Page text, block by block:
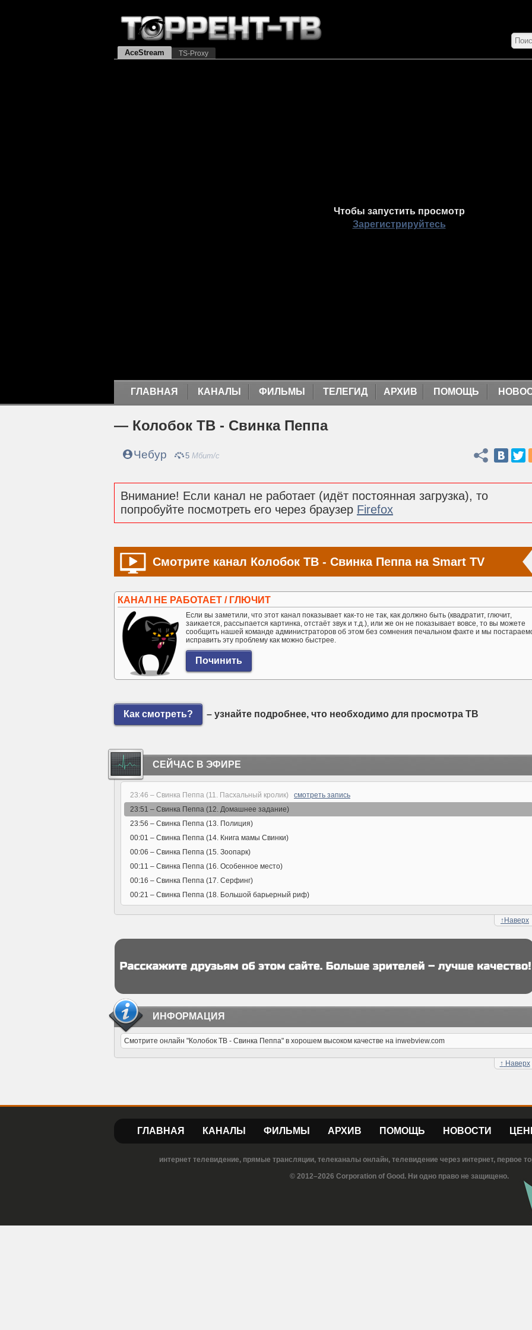
AceStream TS-Proxy
Чтобы запустить просмотр
Зарегистрируйтесь
ГЛАВНАЯ КАНАЛЫ ФИЛЬМЫ ТЕЛЕГИД АРХИВ ПОМОЩЬ
— Колобок ТВ - Свинка Пеппа
Чебур 5 Мбит/с Поделиться
Внимание! Если канал не работает (идёт постоянная загрузка), то
попробуйте посмотреть его через браузер Firefox
Смотрите канал Колобок ТВ - Свинка Пеппа на Smart TV
КАНАЛ НЕ РАБОТАЕТ / ГЛЮЧИТ
Если вы заметили, что этот канал показывает как-то не так, как должно быть (квадратит, глючит,
заикается, рассыпается картинка, отстаёт звук и т.д.), или же он не показывает вовсе, то вы можете
сообщить нашей команде администраторов об этом без сомнения печальном факте и мы
исправить эту проблему как можно быстрее.
Как смотреть? – узнайте подробнее, что необходимо для просмотра ТВ
СЕЙЧАС В ЭФИРЕ
23:46 – Свинка Пеппа (11. Пасхальный кролик) смотреть запись
23:51 – Свинка Пеппа (12. Домашнее задание)
23:56 – Свинка Пеппа (13. Полиция)
00:01 – Свинка Пеппа (14. Книга мамы Свинки)
00:06 – Свинка Пеппа (15. Зоопарк)
00:11 – Свинка Пеппа (16. Особенное место)
00:16 – Свинка Пеппа (17. Серфинг)
00:21 – Свинка Пеппа (18. Большой барьерный риф)
↑ Наверх
ИНФОРМАЦИЯ
Смотрите онлайн "Колобок ТВ - Свинка Пеппа" в хорошем высоком качестве на inwebview.com
↑ Наверх
ГЛАВНАЯ КАНАЛЫ ФИЛЬМЫ АРХИВ ПОМОЩЬ НОВОСТИ
интернет телевидение, прямые трансляции, телеканалы онлайн, телевидение через интернет, первое
© 2012–2026 Corporation of Good. Ни одно право не защищено.